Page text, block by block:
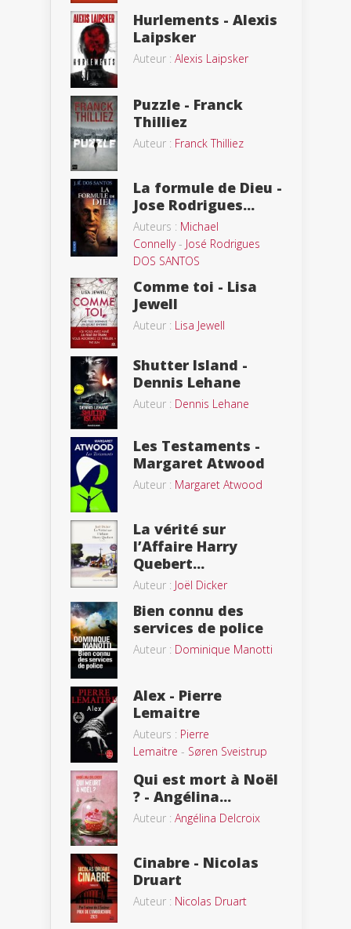
Hurlements - Alexis
Laipsker
Auteur : Alexis Laipsker
Puzzle - Franck
Thilliez
Auteur : Franck Thilliez
La formule de Dieu -
Jose Rodrigues...
Auteurs : Michael
Connelly- José Rodrigues
DOS SANTOS
Comme toi - Lisa
Jewell
Auteur : Lisa Jewell
Shutter Island -
Dennis Lehane
Auteur : Dennis Lehane
Les Testaments -
Margaret Atwood
Auteur : Margaret Atwood
La vérité sur
l’Affaire Harry
Quebert...
Auteur : Joël Dicker
Bien connu des
services de police
Auteur : Dominique Manotti
Alex - Pierre
Lemaitre
Auteurs : Pierre
Lemaitre - Søren Sveistrup
Qui est mort à Noël
? - Angélina...
Auteur : Angélina Delcroix
Cinabre - Nicolas
Druart
Auteur : Nicolas Druart